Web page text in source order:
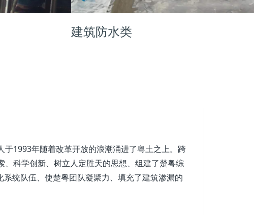
建筑防水类
1993年随着改革开放的浪潮涌进了粤土之上。跨
科学创新、树立人定胜天的思想、组建了楚粤综
统队伍、使楚粤团队凝聚力、填充了建筑渗漏的